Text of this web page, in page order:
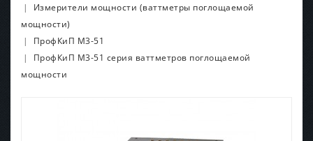
Измерители мощности (ваттметры поглощаемой
мощности)
ПрофКиП М3-51
ПрофКиП М3-51 серия ваттметров поглощаемой
мощности